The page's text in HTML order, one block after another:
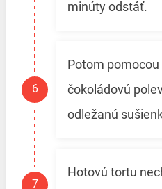
minúty odstáť.
Potom
čokoládovú
odležanú
Hotovú tortu